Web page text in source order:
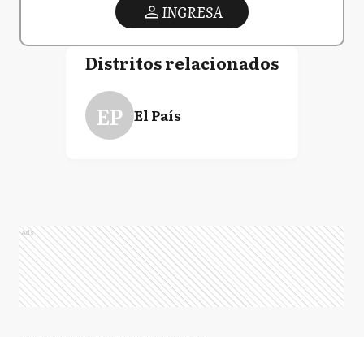
INGRESA
Distritos relacionados
EP El País
Ads